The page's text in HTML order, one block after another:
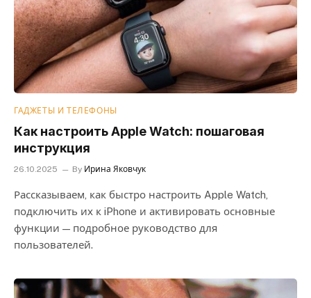
ГАДЖЕТЫ И ТЕЛЕФОНЫ
Как настроить Apple Watch: пошаговая
инструкция
26.10.2025 By Ирина Яковчук
Рассказываем, как быстро настроить Apple Watch,
подключить их к iPhone и активировать основные
функции — подробное руководство для
пользователей.